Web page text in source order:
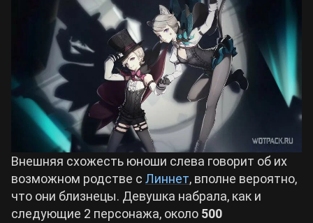
Внешняя схожесть юноши слева говорит об их
возможном родстве с Линнет, вполне вероятно,
что они близнецы. Девушка набрала, как и
следующие 2 персонажа, около 500